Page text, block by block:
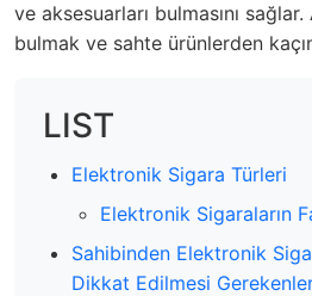
ve aksesuarları bulmasını
bulmak ve sahte ürünlerden
LIST
Elektronik Sigara Türleri
Elektronik Sigaraların
Sahibinden Elektronik
Dikkat Edilmesi